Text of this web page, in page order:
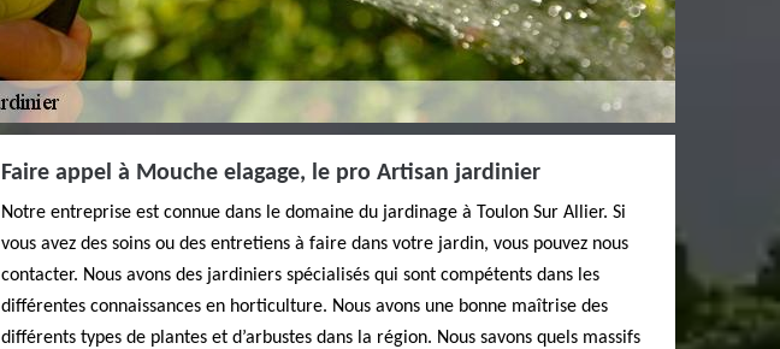
Faire appel à Mouche elagage, le pro Artisan jardinier
Notre entreprise est connue dans le domaine du jardinage à Toulon Sur Allier. Si
vous avez des soins ou des entretiens à faire dans votre jardin, vous pouvez nous
contacter. Nous avons des jardiniers spécialisés qui sont compétents dans les
différentes connaissances en horticulture. Nous avons une bonne maîtrise des
différents types de plantes et d’arbustes dans la région. Nous savons quels massifs